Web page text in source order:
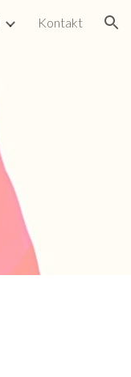
Kontakt